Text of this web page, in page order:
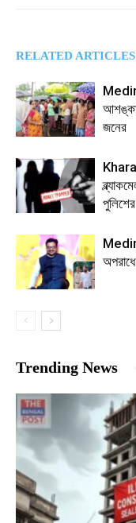
RELATED ARTICLES
আশঙ্কা
জনের
পুলিশের
Trending News